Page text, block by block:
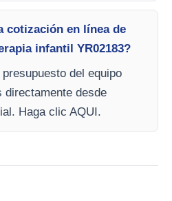
cotización en línea de
infantil YR02183?
del equipo
directamente desde
Haga clic AQUI.